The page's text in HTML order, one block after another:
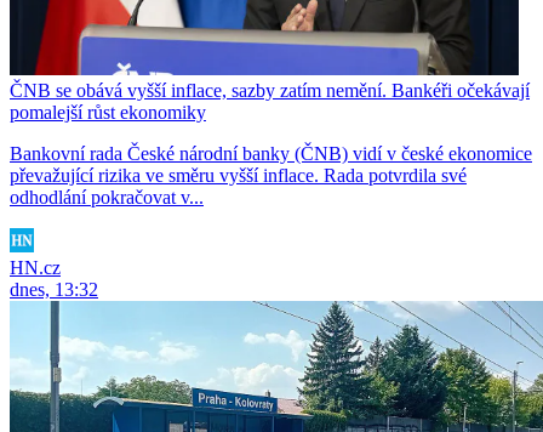
ČNB se obává vyšší inflace, sazby zatím nemění. Bankéři očekávají
pomalejší růst ekonomiky
Bankovní rada České národní banky (ČNB) vidí v české ekonomice
převažující rizika ve směru vyšší inflace. Rada potvrdila své
odhodlání pokračovat v...
HN.cz
dnes, 13:32